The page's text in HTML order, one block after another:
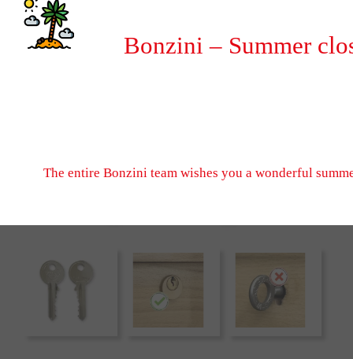
Bonzini – Summer
The entire Bonzini team wishes you a wonderful